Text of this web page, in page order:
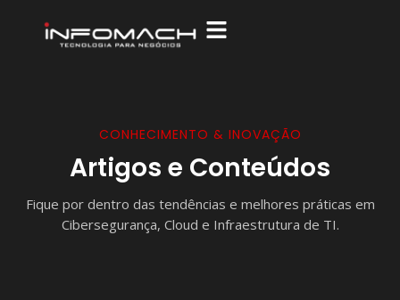
CONHECIMENTO & INOVAÇÃO
Artigos e Conteúdos
Fique por dentro das tendências e melhores práticas em
Cibersegurança, Cloud e Infraestrutura de TI.